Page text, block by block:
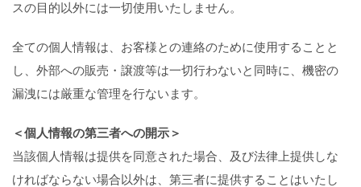
スの目的以外には一切使用いたしません。
全ての個人情報は、お客様との連絡のために使用することと
し、外部への販売・譲渡等は一切行わないと同時に、機密の
漏洩には厳重な管理を行ないます。
＜個人情報の第三者への開示＞
当該個人情報は提供を同意された場合、及び法律上提供しな
ければならない場合以外は、第三者に提供することはいたし